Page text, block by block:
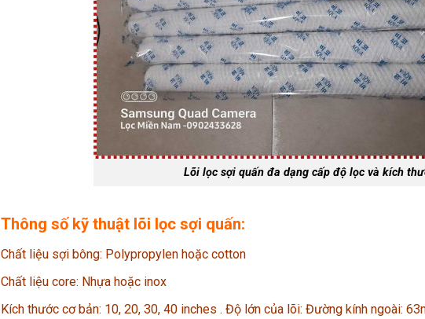
Lõi lọc sợi quấn đa dạng cấp độ lọc và kích
Thông số kỹ thuật lõi lọc sợi quấn:
Chất liệu sợi bông: Polypropylen hoặc cotton
Chất liệu core: Nhựa hoặc inox
Kích thước cơ bản: 10, 20, 30, 40 inches . Độ lớn của lõi: Đường kính ngoài: